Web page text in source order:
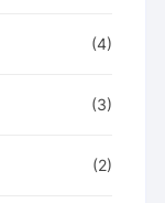
(4)
(3)
(2)